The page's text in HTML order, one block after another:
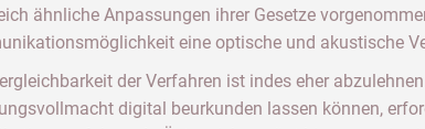
ähnliche Anpassungen ihrer Gesetze
eine optische und akustische
der Verfahren ist indes eher
digital beurkunden lassen können,